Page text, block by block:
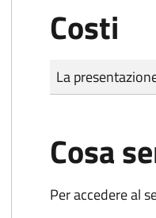
Costi
Tipo di
Importo
La
Cosa
Per accedere al